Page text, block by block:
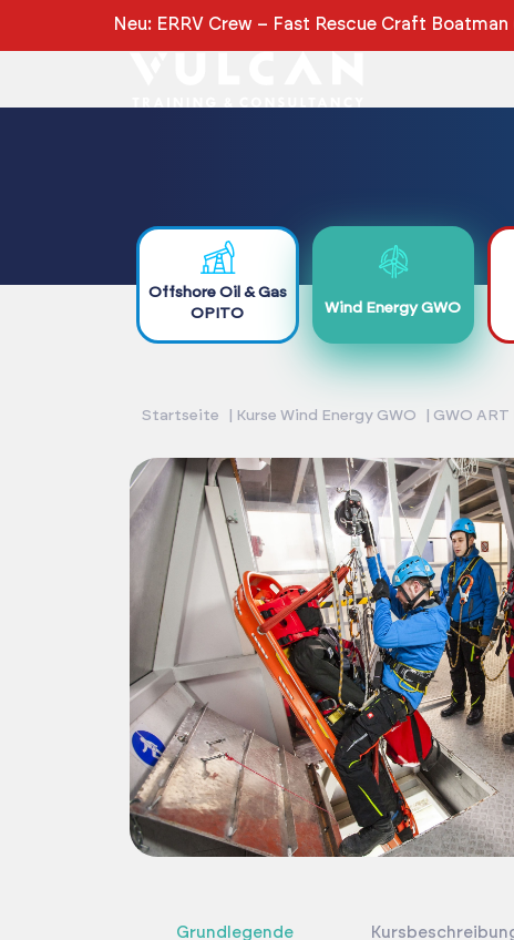
Neu: ERRV Crew – Fast Rescue Craft
Offshore Oil & Gas
OPITO
Wind Energy GWO
Startseite Kurse Wind Energy GWO GWO ART
Grundlegende